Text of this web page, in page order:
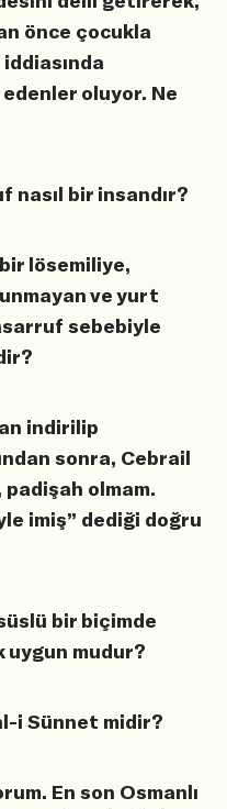
önce çocukla
oluyor. Ne
nasıl bir insandır?
lösemiliye,
ve yurt
sebebiyle
indirilip
sonra, Cebrail
olmam.
imiş” dediği doğru
bir biçimde
uygun mudur?
i Sünnet midir?
En son Osmanlı